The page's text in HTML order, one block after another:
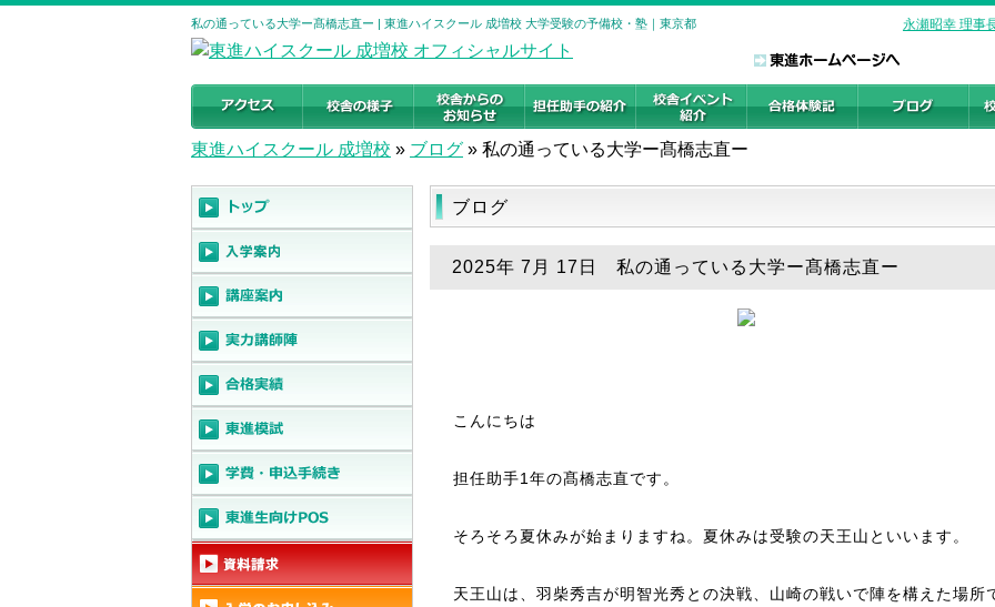
私の通っている大学ー髙橋志直ー | 東進ハイスクール 成増校 大学受験の予備校・塾｜東京都 永瀬昭幸 理事
東進ハイスクール 成増校 » ブログ » 私の通っている大学ー髙橋志直ー
ブログ
2025年 7月 17日 私の通っている大学ー髙橋志直ー
こんにちは
担任助手1年の髙橋志直です。
そろそろ夏休みが始まりますね。夏休みは受験の天王山といいます。
天王山は、羽柴秀吉が明智光秀との決戦、山崎の戦いで陣を構えた場所